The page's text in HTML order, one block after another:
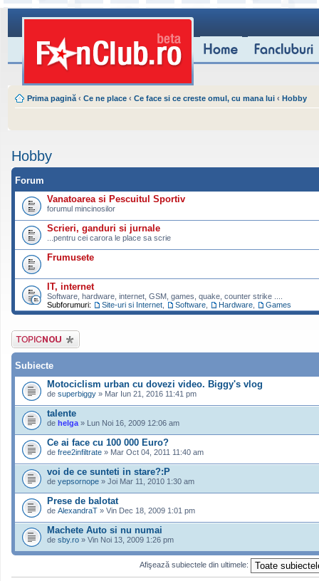
Prima pagină ‹ Ce ne place ‹ Ce face si ce creste omul, cu mana lui ‹ Hobby
Hobby
Forum
Vanatoarea si Pescuitul Sportiv
forumul mincinosilor
Scrieri, ganduri si jurnale
...pentru cei carora le place sa scrie
Frumusete
IT, internet
Software, hardware, internet, GSM, games, quake, counter strike ....
Subforumuri:
Site-uri si Internet Software Hardware Games
Scrie un subiect
nou
Subiecte
Motociclism urban cu dovezi video. Biggy's vlog
de superbiggy » Mar Iun 21, 2016 11:41 pm
talente
de helga » Lun Noi 16, 2009 12:06 am
Ce ai face cu 100 000 Euro?
de free2infiltrate » Mar Oct 04, 2011 11:40 am
voi de ce sunteti in stare?:P
de yepsornope » Joi Mar 11, 2010 1:30 am
Prese de balotat
de AlexandraT » Vin Dec 18, 2009 1:01 pm
Machete Auto si nu numai
de sby.ro » Vin Noi 13, 2009 1:26 pm
Afişează subiectele din ultimele: